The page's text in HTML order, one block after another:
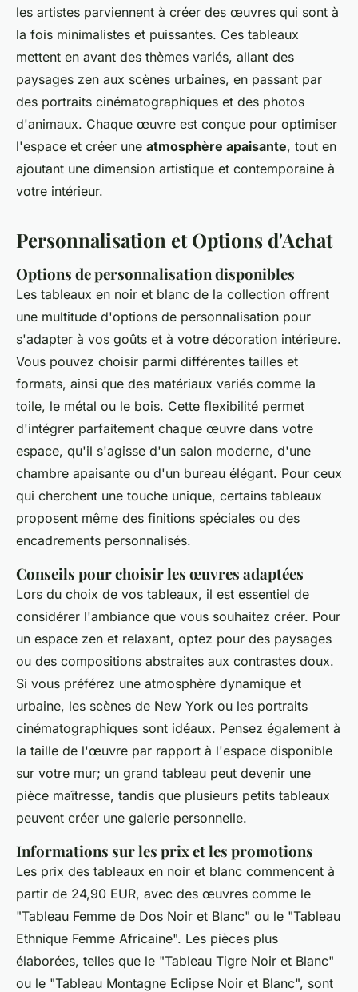
les artistes parviennent à créer des œuvres qui sont à
la fois minimalistes et puissantes. Ces tableaux
mettent en avant des thèmes variés, allant des
paysages zen aux scènes urbaines, en passant par
des portraits cinématographiques et des photos
d'animaux. Chaque œuvre est conçue pour optimiser
l'espace et créer une atmosphère apaisante, tout en
ajoutant une dimension artistique et contemporaine à
votre intérieur.
Personnalisation et Options d'Achat
Options de personnalisation disponibles
Les tableaux en noir et blanc de la collection offrent
une multitude d'options de personnalisation pour
s'adapter à vos goûts et à votre décoration intérieure.
Vous pouvez choisir parmi différentes tailles et
formats, ainsi que des matériaux variés comme la
toile, le métal ou le bois. Cette flexibilité permet
d'intégrer parfaitement chaque œuvre dans votre
espace, qu'il s'agisse d'un salon moderne, d'une
chambre apaisante ou d'un bureau élégant. Pour ceux
qui cherchent une touche unique, certains tableaux
proposent même des finitions spéciales ou des
encadrements personnalisés.
Conseils pour choisir les œuvres adaptées
Lors du choix de vos tableaux, il est essentiel de
considérer l'ambiance que vous souhaitez créer. Pour
un espace zen et relaxant, optez pour des paysages
ou des compositions abstraites aux contrastes doux.
Si vous préférez une atmosphère dynamique et
urbaine, les scènes de New York ou les portraits
cinématographiques sont idéaux. Pensez également à
la taille de l'œuvre par rapport à l'espace disponible
sur votre mur; un grand tableau peut devenir une
pièce maîtresse, tandis que plusieurs petits tableaux
peuvent créer une galerie personnelle.
Informations sur les prix et les promotions
Les prix des tableaux en noir et blanc commencent à
partir de 24,90 EUR, avec des œuvres comme le
"Tableau Femme de Dos Noir et Blanc" ou le "Tableau
Ethnique Femme Africaine". Les pièces plus
élaborées, telles que le "Tableau Tigre Noir et Blanc"
ou le "Tableau Montagne Eclipse Noir et Blanc", sont